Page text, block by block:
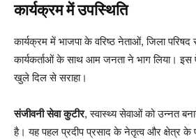
कार्यक्रम में उपस्थिति
कार्यक्रम में भाजपा के वरिष्ठ नेताओं, जिला
कार्यकर्ताओं के साथ आम जनता ने भाग लिया। इस
खुले दिल से सराहा।
संजीवनी सेवा कुटीर, स्वास्थ्य सेवाओं को उन्नत
है। यह पहल प्रदीप प्रसाद के नेतृत्व और क्षेत्र के